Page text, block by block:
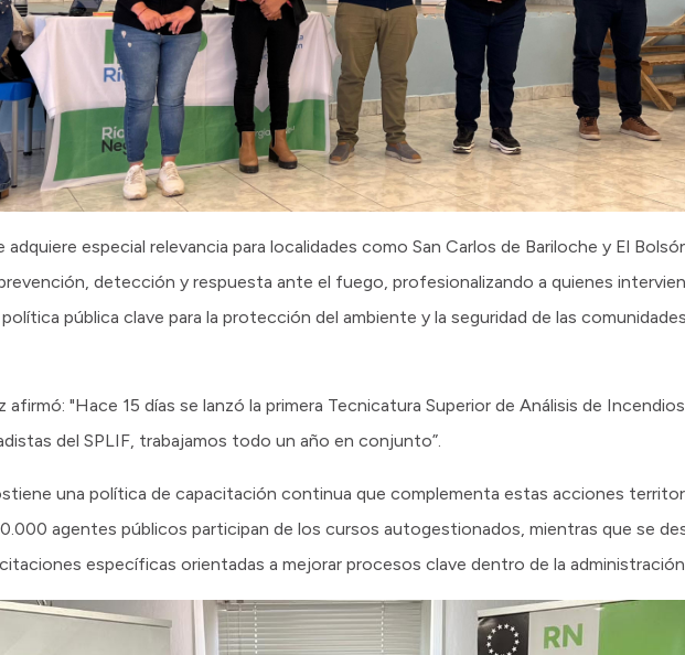
especial relevancia para localidades como San Carlos de Bariloche y El
detección y respuesta ante el fuego, profesionalizando a quienes
pública clave para la protección del ambiente y la seguridad de las
"Hace 15 días se lanzó la primera Tecnicatura Superior de Análisis de
del SPLIF, trabajamos todo un año en conjunto”.
una política de capacitación continua que complementa estas acciones
agentes públicos participan de los cursos autogestionados, mientras que se
específicas orientadas a mejorar procesos clave dentro de la